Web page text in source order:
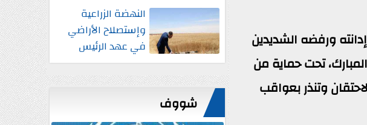
لوائه نحو 42 حزبًا سياسيًا، عن إدانته ورفضه الشديدين
تحت حماية من
وتنذر بعواقب
النهضة الزراعية
وإستصلاح الأراضي
في عهد الرئيس
السيسي
شووف